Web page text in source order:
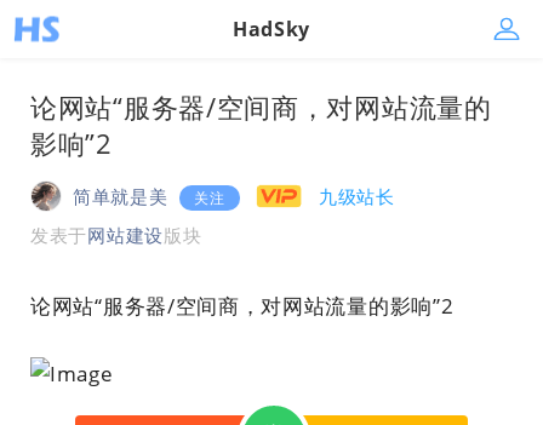
HadSky
论网站“服务器/空间商，对网站流量的
影响”2
简单就是美 关注
九级站长
发表于网站建设版块
论网站“服务器/空间商，对网站流量的影响”2